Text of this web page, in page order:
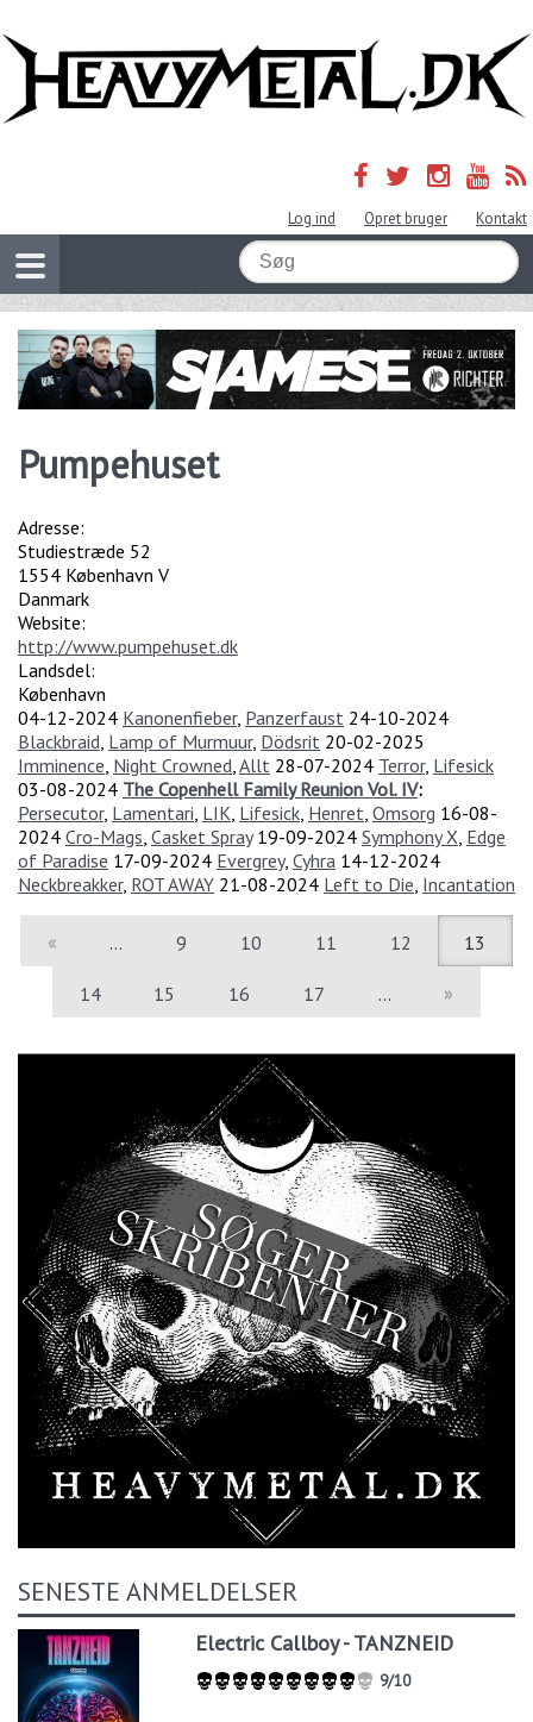
Log ind Opret bruger Kontakt
Pumpehuset
Adresse:
Studiestræde 52
1554 København V
Danmark
Website:
http://www.pumpehuset.dk
Landsdel:
København
04-12-2024 Kanonenfieber, Panzerfaust 24-10-2024
Blackbraid Lamp of Murmuur, Dödsrit 20-02-2025
Imminence Night Crowned Allt 28-07-2024 Terror, Lifesick
03-08-2024 The Copenhell Family Reunion Vol. IV:
Persecutor, Lamentari LIK Lifesick Henret Omsorg 16-08-
2024 Cro-Mags Casket Spray 19-09-2024 Symphony X Edge
of Paradise 17-09-2024 Evergrey, Cyhra 14-12-2024
Neckbreakker, ROT AWAY 21-08-2024 Left to Die Incantation
« … 9 10 11 12 13
14 15 16 17 … »
SENESTE ANMELDELSER
Electric Callboy - TANZNEID
9/10